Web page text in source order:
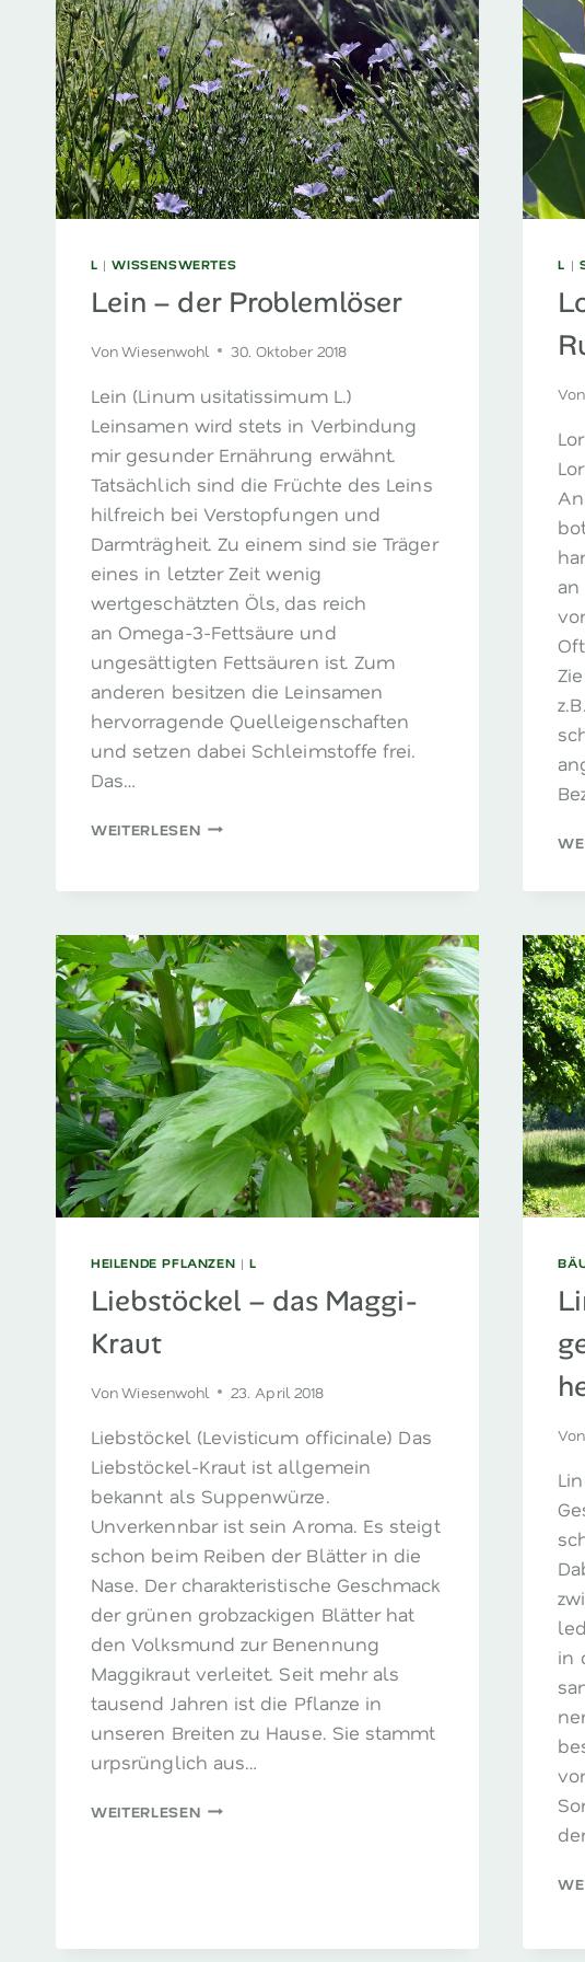
L |WISSENSWERTES
Lein – der Problemlöser
Von Wiesenwohl 30. Oktober 2018
Lein (Linum usitatissimum L.)
Leinsamen wird stets in Verbindung
mir gesunder Ernährung erwähnt.
Tatsächlich sind die Früchte des Leins
hilfreich bei Verstopfungen und
Darmträgheit. Zu einem sind sie Träger
eines in letzter Zeit wenig
wertgeschätzten Öls, das reich
an Omega-3-Fettsäure und
ungesättigten Fettsäuren ist. Zum
anderen besitzen die Leinsamen
hervorragende Quelleigenschaften
und setzen dabei Schleimstoffe frei.
Das…
WEITERLESENLEIN
PROBLEMLÖSER
L |
Von
HEILENDE PFLANZEN | L
Liebstöckel – das Maggi-
Kraut
Von Wiesenwohl 23. April 2018
Liebstöckel (Levisticum officinale) Das
Liebstöckel-Kraut ist allgemein
bekannt als Suppenwürze.
Unverkennbar ist sein Aroma. Es steigt
schon beim Reiben der Blätter in die
Nase. Der charakteristische Geschmack
der grünen grobzackigen Blätter hat
den Volksmund zur Benennung
Maggikraut verleitet. Seit mehr als
tausend Jahren ist die Pflanze in
unseren Breiten zu Hause. Sie stammt
urpsrünglich aus…
WEITERLESENLIEBSTÖCKEL
Von
in